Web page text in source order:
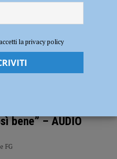
si parla di Piacenza,
sa farlo così bene” – AUDIO
al Tecnopolo:
bene” – AUDIO
FG
la privacy policy